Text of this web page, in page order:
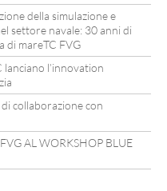
della simulazione e
settore navale: 30 anni di
di mareTC FVG
lanciano l’innovation
collaborazione con
AL WORKSHOP BLUE